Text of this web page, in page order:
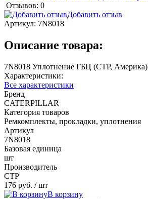
Отзывов: 0
Добавить отзыв
Артикул: 7N8018
Описание товара:
7N8018 Уплотнение ГБЦ (CTP, Америка)
Характеристики:
Все характеристики
Бренд
CATERPILLAR
Категория товаров
Ремкомплекты, прокладки, уплотнения
Артикул
7N8018
Базовая единица
шт
Производитель
CTP
176 руб. / шт
В корзину